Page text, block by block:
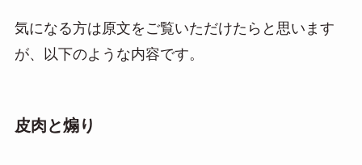
気になる方は原文をご覧いただけたらと思います
が、以下のような内容です。
皮肉と煽り